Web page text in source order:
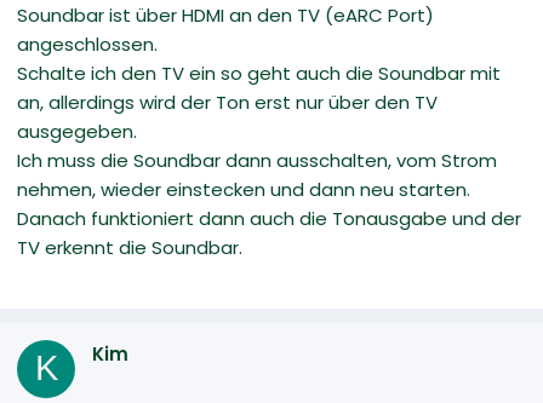
Soundbar ist über HDMI an den TV (eARC Port)
angeschlossen.
Schalte ich den TV ein so geht auch die Soundbar mit
an, allerdings wird der Ton erst nur über den TV
ausgegeben.
Ich muss die Soundbar dann ausschalten, vom Strom
nehmen, wieder einstecken und dann neu starten.
Danach funktioniert dann auch die Tonausgabe und der
TV erkennt die Soundbar.
K Kim